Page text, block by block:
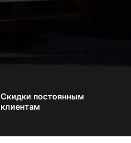
Скидки постоянным
клиентам